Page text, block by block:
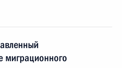
миграционного